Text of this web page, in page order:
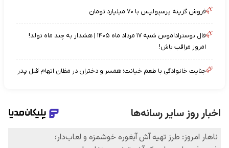
فروش گزینه پرسپولیس با ۷۰ میلیارد تومان
فال نوستراداموس شنبه ۱۷ مرداد ماه ۱۴۰۵ | هشدار به چند ماه تولد!
امروز مراقب باش!
جنایت خانوادگی با طعم خیانت؛ همسر و دختران در مظان اتهام قتل پدر